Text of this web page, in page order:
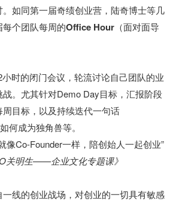
如同第一届奇绩创业营，陆奇博士等几
每个团队每周的Office Hour（面对面导
时的闭门会议，轮流讨论自己团队的业
。尤其针对Demo Day目标，汇报阶段
目标，以及持续迭代一句话
何成为独角兽等。
关明生——企业文化专题课》
线的创业战场，对创业的一切具有敏感